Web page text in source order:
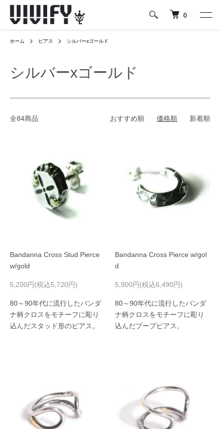
0
ホーム ピアス シルバーxゴールド
シルバーxゴールド
全84商品 おすすめ順 価格順 新着順
Bandanna Cross Stud Pierce
w/gold
5,200円(税込5,720円)
80～90年代に流行したバンダ
ナ柄クロスをモチーフに彫り
込んだスタッド形のピアス。
Bandanna Cross Pierce w/gol
d
5,900円(税込6,490円)
80～90年代に流行したバンダ
ナ柄クロスをモチーフに彫り
込んだプープピアス。